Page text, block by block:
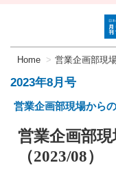
Home 営業企画部現
2023年8月号
営業企画部現場から
営業企画部
（2023/08）